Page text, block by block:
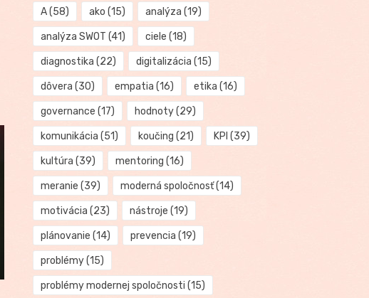
A(58) ako (15) analýza (19)
analýza SWOT (41) ciele (18)
diagnostika (22) digitalizácia (15)
dôvera (30) empatia (16) etika (16)
governance (17) hodnoty(29)
komunikácia (51) koučing (21) KPI (39)
kultúra (39) mentoring (16)
meranie (39) moderná spoločnosť(14)
motivácia (23) nástroje (19)
plánovanie (14) prevencia (19)
problémy(15)
problémy modernej spoločnosti (15)